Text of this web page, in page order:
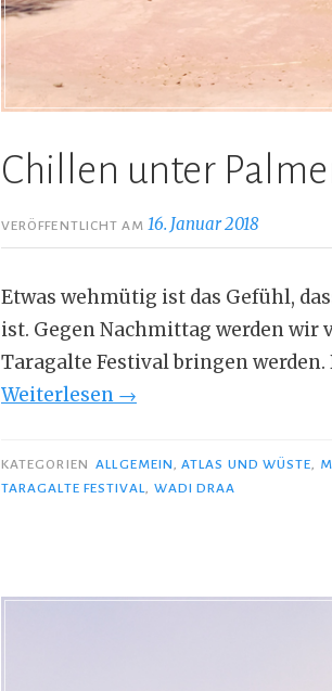
Chillen unter
VERÖFFENTLICHT AM16. Januar 2018
Etwas wehmütig ist das Gefühl,
ist. Gegen Nachmittag werden wir
Taragalte Festival bringen
Weiterlesen „Chillen
Palmen“
→
KATEGORIEN ALLGEMEIN ,ATLAS UND WÜSTE
TARAGALTE FESTIVAL
WADI DRAA